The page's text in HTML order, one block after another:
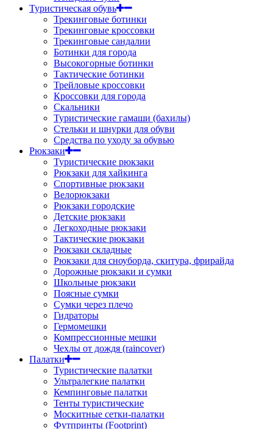
Туристическая обувь
Трекинговые ботинки
Трекинговые кроссовки
Трекинговые сандалии
Ботинки для города
Высокогорные ботинки
Тактические ботинки
Трейловые кроссовки
Кроссовки для города
Скальники
Туристические гамаши (бахилы)
Стельки и шнурки для обуви
Средства по уходу за обувью
Рюкзаки
Туристические рюкзаки
Рюкзаки для хайкинга
Спортивные рюкзаки
Велорюкзаки
Рюкзаки городские
Детские рюкзаки
Легкоходные рюкзаки
Тактические рюкзаки
Рюкзаки складные
Рюкзаки для сноуборда, скитура, фрирайда
Дорожные рюкзаки и сумки
Школьные рюкзаки
Поясные сумки
Сумки через плечо
Гидраторы
Гермомешки
Компрессионные мешки
Чехлы от дождя (raincover)
Палатки
Туристические палатки
Ультралегкие палатки
Кемпинговые палатки
Тенты туристические
Москитные сетки-палатки
Футпринты (Footprint)